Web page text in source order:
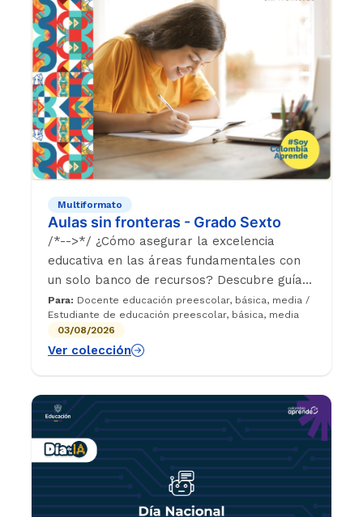
Multiformato
Aulas sin fronteras - Grado Sexto
/*-->*/ ¿Cómo asegurar la excelencia
educativa en las áreas fundamentales con
un solo banco de recursos? Descubre guías
didácticas, bitácoras estudiantiles y cápsulas
audiovisuales diseñadas para transformar
las aulas de grado 6°.
Para: Docente educación preescolar, básica, media /
Estudiante de educación preescolar, básica, media
03/08/2026
Ver colección